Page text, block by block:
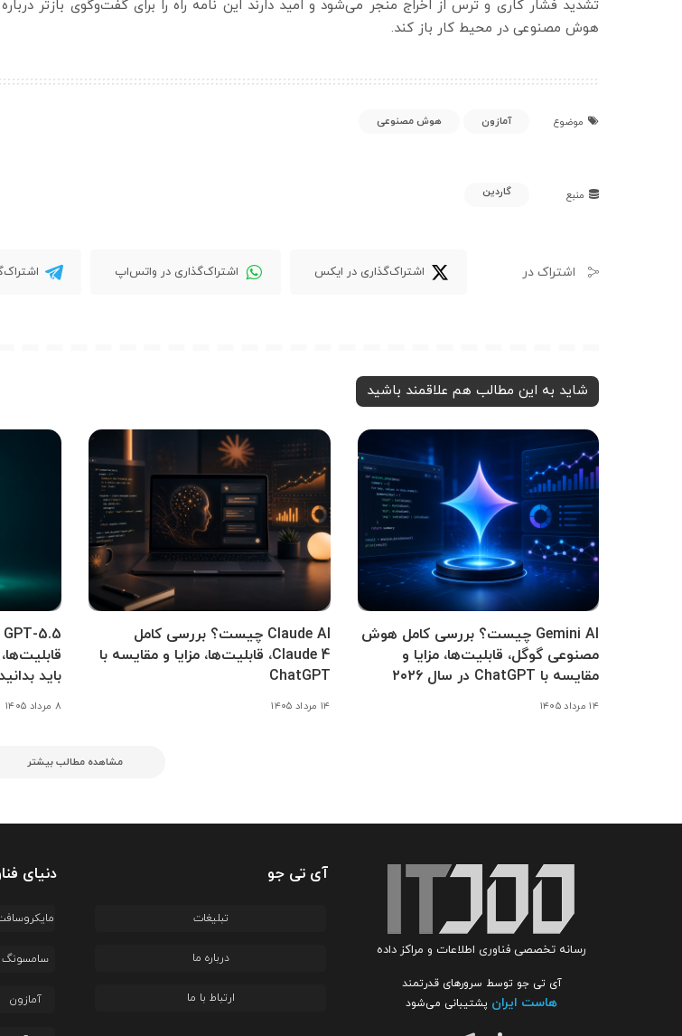
تشدید فشار کاری و ترس از اخراج منجر می‌شود و امید دارند این نامه راه را برای گفت‌وگوی بازتر
هوش مصنوعی در محیط کار باز کند.
موضوع آمازون هوش مصنوعی
منبع گاردین
اشتراک در اشتراک‌گذاری در ایکس اشتراک‌گذاری در واتس‌اپ
شاید به این مطالب هم علاقمند باشید
Gemini AI چیست؟ بررسی کامل هوش
مصنوعی گوگل، قابلیت‌ها، مزایا و
مقایسه با ChatGPT در سال ۲۰۲۶
۱۴ مرداد ۱۴۰۵
Claude AI چیست؟ بررسی کامل
Claude 4، قابلیت‌ها، مزایا و مقایسه با
ChatGPT
۱۴ مرداد ۱۴۰۵
باید
۸ مرداد ۱۴۰۵
مشاهده مطالب بیشتر
رسانه تخصصی فناوری اطلاعات و مراکز داده
آی تی جو توسط سرورهای قدرتمند
هاست ایران پشتیبانی می‌شود
آی تی جو
تبلیغات
درباره ما
ارتباط با ما
دنیای
سامسونگ
آمازون